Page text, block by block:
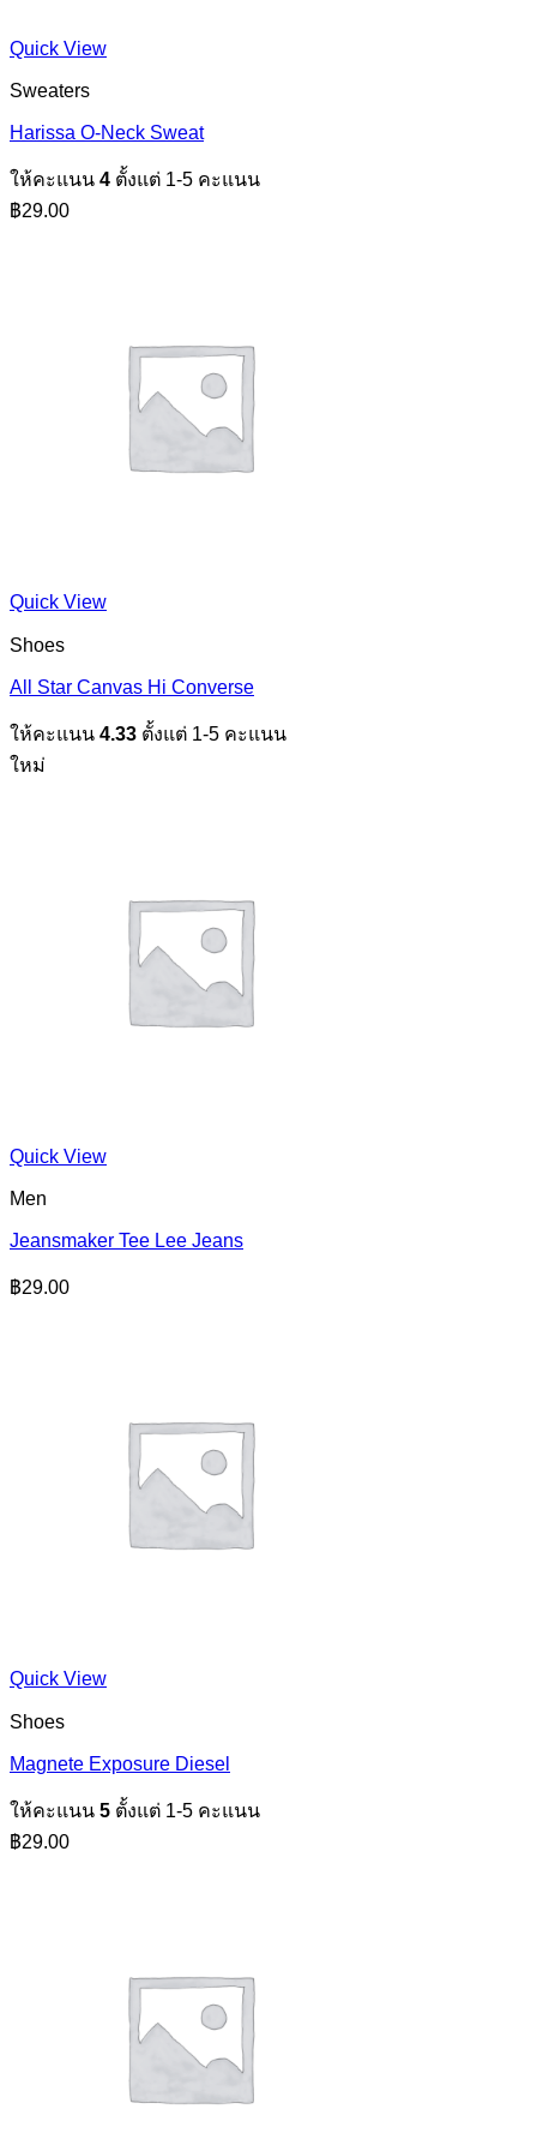
Quick View
Sweaters
Harissa O-Neck Sweat
ให้คะแนน 4 ตั้งแต่ 1-5 คะแนน
฿29.00
Quick View
Shoes
All Star Canvas Hi Converse
ให้คะแนน 4.33 ตั้งแต่ 1-5 คะแนน
ใหม่
Quick View
Men
Jeansmaker Tee Lee Jeans
฿29.00
Quick View
Shoes
Magnete Exposure Diesel
ให้คะแนน 5 ตั้งแต่ 1-5 คะแนน
฿29.00